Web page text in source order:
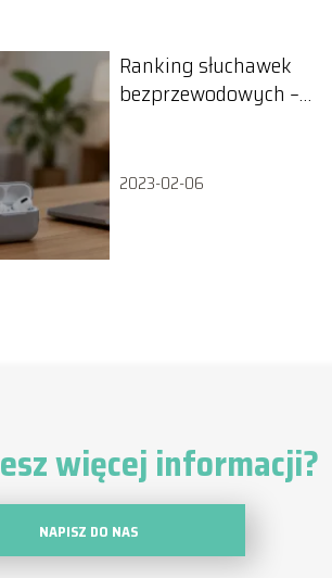
Ranking słuchawek
bezprzewodowych –
2023-02-06
więcej informacji?
NAPISZ DO NAS